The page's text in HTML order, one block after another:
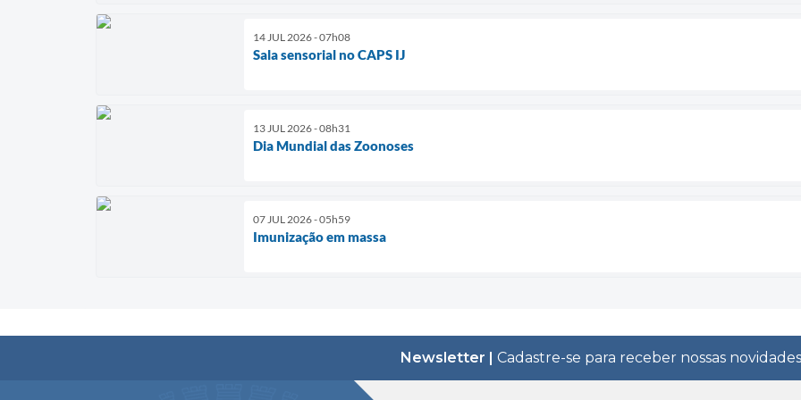
14 JUL 2026 - 07h08
Sala sensorial no CAPS IJ
13 JUL 2026 - 08h31
Dia Mundial das Zoonoses
07 JUL 2026 - 05h59
Imunização em massa
Newsletter | Cadastre-se para receber nossas novidades